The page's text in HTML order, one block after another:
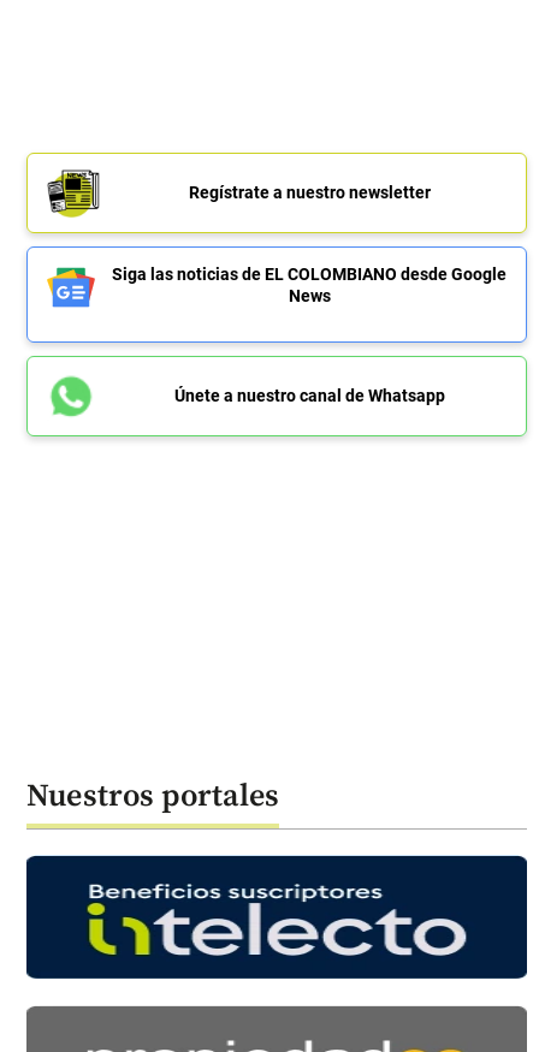
Regístrate a nuestro newsletter
Siga las noticias de EL COLOMBIANO desde Google
News
Únete a nuestro canal de Whatsapp
Nuestros portales